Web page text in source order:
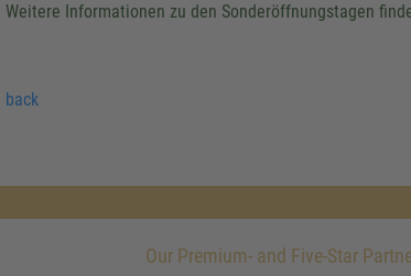
Weitere Informationen zu den Sonderöffnungstagen
back
Our Premium- and Five-Star